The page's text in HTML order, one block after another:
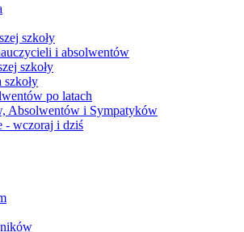
szkoły
i absolwentów
szkoły
po latach
Absolwentów i Sympatyków
- wczoraj i dziś